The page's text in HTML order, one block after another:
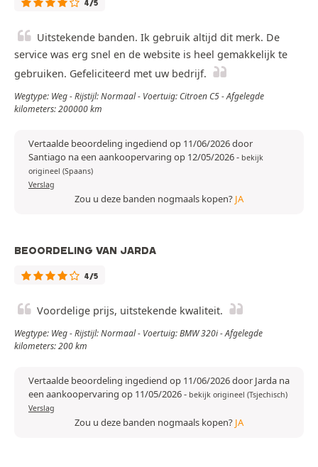
4/5
Uitstekende banden. Ik gebruik altijd dit merk. De
service was erg snel en de website is heel gemakkelijk te
gebruiken. Gefeliciteerd met uw bedrijf.
Wegtype: Weg - Rijstijl: Normaal - Voertuig: Citroen C5 - Afgelegde
kilometers: 200000 km
Vertaalde beoordeling ingediend op 11/06/2026 door
Santiago na een aankoopervaring op 12/05/2026- bekijk
origineel (Spaans)
Verslag
Zou u deze banden nogmaals kopen? JA
BEOORDELING VAN JARDA
4/5
Voordelige prijs, uitstekende kwaliteit.
Wegtype: Weg - Rijstijl: Normaal - Voertuig: BMW 320i - Afgelegde
kilometers: 200 km
Vertaalde beoordeling ingediend op 11/06/2026 door Jarda na
een aankoopervaring op 11/05/2026- bekijk origineel (Tsjechisch)
Verslag
Zou u deze banden nogmaals kopen? JA